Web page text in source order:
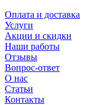
Оплата и доставка
Услуги
Акции и скидки
Наши работы
Отзывы
Вопрос-ответ
О нас
Статьи
Контакты